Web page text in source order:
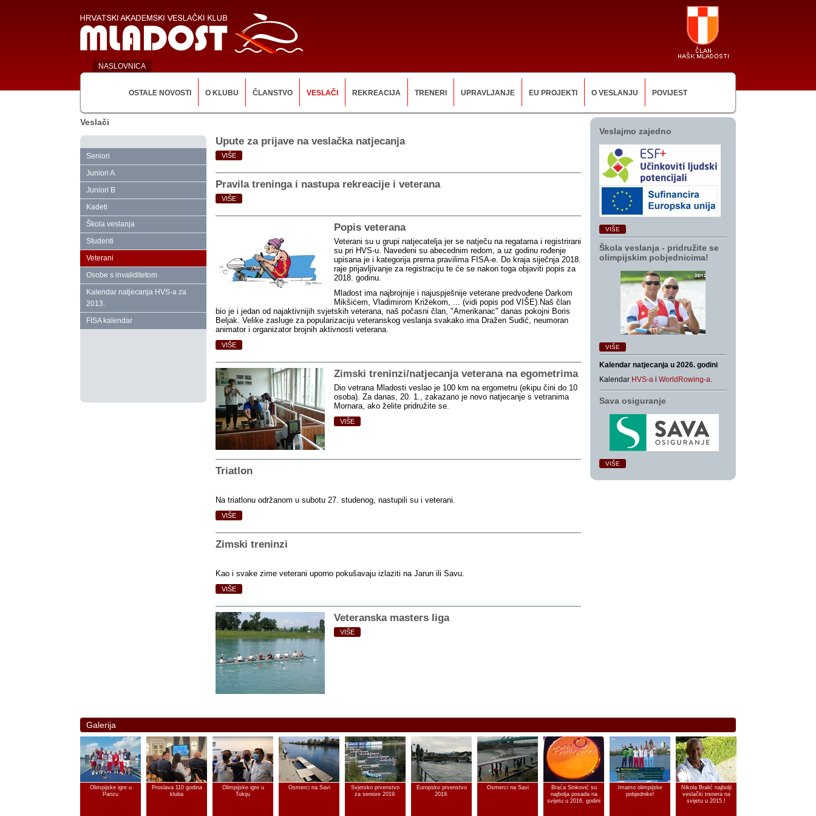
NASLOVNICA
OSTALE NOVOSTI O KLUBU ČLANSTVO VESLAČI REKREACIJA TRENERI UPRAVLJANJE EU PROJEKTI O VESLANJU POVIJEST
Veslači
Seniori
Juniori A
Juniori B
Kadeti
Škola veslanja
Studenti
Veterani
Osobe s invaliditetom
Kalendar natjecanja HVS‑a za
2013.
FISA kalendar
Upute za prijave na veslačka natjecanja
VIŠE
Pravila treninga i nastupa rekreacije i veterana
VIŠE
Popis veterana
Veterani su u grupi natjecatelja jer se natječu na regatama i registrirani
su pri HVS-u. Navedeni su abecednim redom, a uz godinu rođenje
upisana je i kategorija prema pravilima FISA-e. Do kraja siječnja 2018.
raje prijavljivanje za registraciju te će se nakon toga objaviti popis za
2018. godinu.
Mladost ima najbrojnije i najuspješnije veterane predvođene Darkom
Mikšićem, Vladimirom Križekom, ... (vidi popis pod VIŠE).Naš član
bio je i jedan od najaktivnijih svjetskih veterana, naš počasni član, "Amerikanac" danas pokojni Boris
Beljak. Velike zasluge za popularizaciju veteranskog veslanja svakako ima Dražen Sudić, neumoran
animator i organizator brojnih aktivnosti veterana.
VIŠE
Zimski treninzi/natjecanja veterana na egometrima
Dio vetrana Mladosti veslao je 100 km na ergometru (ekipu čini do 10
osoba). Za danas, 20. 1., zakazano je novo natjecanje s vetranima
Mornara, ako želite pridružite se.
VIŠE
Triatlon
Na triatlonu održanom u subotu 27. studenog, nastupili su i veterani.
VIŠE
Zimski treninzi
Kao i svake zime veterani uporno pokušavaju izlaziti na Jarun ili Savu.
VIŠE
Veteranska masters liga
VIŠE
Veslajmo zajedno
VIŠE
Škola veslanja ‑ pridružite se
olimpijskim pobjednicima!
VIŠE
Kalendar natjecanja u 2026. godini
Kalendar HVS-a i WorldRowing-a.
Sava osiguranje
VIŠE
Galerija
Olimpijske igre u
Parizu
Proslava 110 godina
kluba
Olimpijske igre u
Tokiju
Osmerci na Savi
Svjetsko prvenstvo
za seniore 2019.
Europsko prvenstvo
2019.
Osmerci na Savi
Braća Sinković su
najbolja posada na
svijetu u 2016. godini
Imamo olimpijske
pobjednike!
Nikola Bralić najbolji
veslački trenera na
svijetu u 2015.!